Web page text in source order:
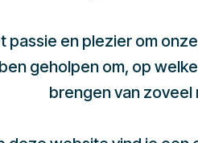
passie en plezier om
geholpen om, op
brengen van